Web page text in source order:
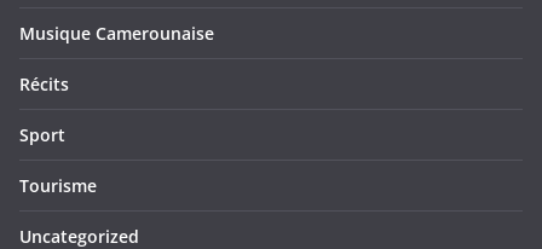
Musique Camerounaise
Récits
Sport
Tourisme
Uncategorized